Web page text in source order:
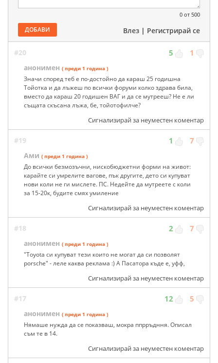
0 от 500
ДОБАВИ Влез | Регистрирай се
#20 5 1
анонимен ( преди 1 година )
Значи според теб е по-достойно да караш 25 годишна
Тойотка и да лъжеш по всички форуми колко здрава била,
вместо да караш 20 годишен ВАГ и да се мутрееш? Не е ли
същата скъсана лъжа, бе, тойотофилче?
Сигнализирай за неуместен коментар
#19 1 7
Ами ( преди 1 година )
До всички безмозъчни, нискобюджетни форми на живот:
карайте си умрелите вагове, пък другите, дето си купуват
нови коли не ги мислете. ПС. Недейте да мутреете с коли
за 15-20к, будите смях умиление
Сигнализирай за неуместен коментар
#18 2 7
анонимен ( преди 1 година )
"Toyota си купуват тези които не могат да си позволят
porsche" - леле каква реклама :) А Пасатора къде е, уфф,
Сигнализирай за неуместен коментар
#17 12 5
анонимен ( преди 1 година )
Нямаше нужда да се показваш, мокра ппрръдння. Описал
съм те в 14.
Сигнализирай за неуместен коментар